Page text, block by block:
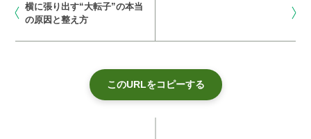
横に張り出す“大転子”の本当
の原因と整え方
このURLをコピーする